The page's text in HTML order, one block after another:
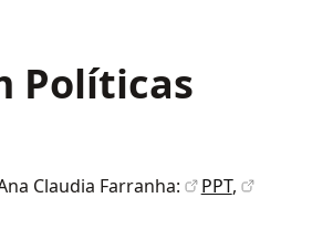
Políticas
Claudia Farranha: PPT,